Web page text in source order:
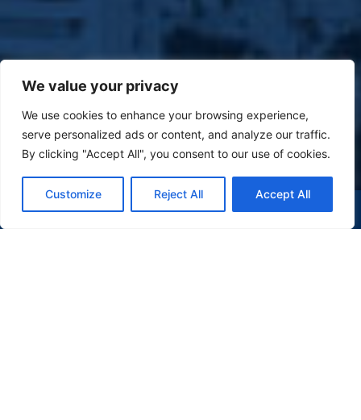
We value your privacy
We use cookies to enhance your browsing experience,
serve personalized ads or content, and analyze our traffic.
By clicking "Accept All", you consent to our use of cookies.
Customize Reject All Accept All
(47) 9 9977-7630